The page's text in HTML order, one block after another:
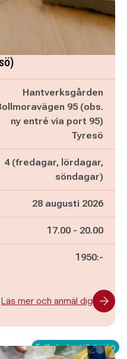
Hantverksgården
95 (obs.
ny entré via port 95)
Tyresö
4 (fredagar, lördagar,
söndagar)
28 augusti 2026
Pågår mellan
17.00 - och
20.00
1950:-
Läs mer och anmäl dig
Fullbokad - ställ dig i kö